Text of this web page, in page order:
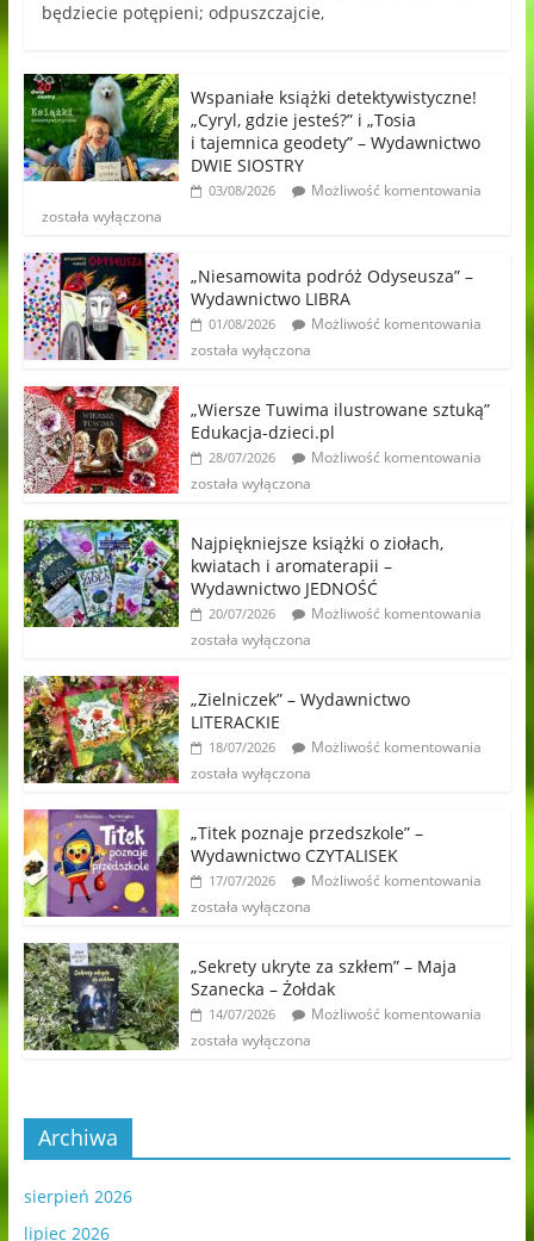
będziecie potępieni; odpuszczajcie,
Wspaniałe książki detektywistyczne!
„Cyryl, gdzie jesteś?” i „Tosia
i tajemnica geodety” – Wydawnictwo
DWIE SIOSTRY
03/08/2026
Możliwość komentowania
została wyłączona
„Niesamowita podróż Odyseusza” –
Wydawnictwo LIBRA
01/08/2026
Możliwość komentowania
została wyłączona
„Wiersze Tuwima ilustrowane sztuką”
Edukacja-dzieci.pl
28/07/2026
Możliwość komentowania
została wyłączona
Najpiękniejsze książki o ziołach,
kwiatach i aromaterapii –
Wydawnictwo JEDNOŚĆ
20/07/2026
Możliwość komentowania
została wyłączona
„Zielniczek” – Wydawnictwo
LITERACKIE
18/07/2026
Możliwość komentowania
została wyłączona
„Titek poznaje przedszkole” –
Wydawnictwo CZYTALISEK
17/07/2026
Możliwość komentowania
została wyłączona
„Sekrety ukryte za szkłem” – Maja
Szanecka – Żołdak
14/07/2026
Możliwość komentowania
została wyłączona
Archiwa
sierpień 2026
lipiec 2026